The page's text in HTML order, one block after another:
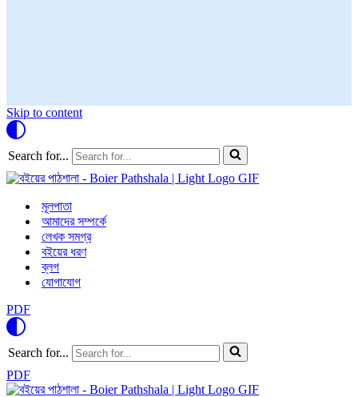
Skip to content
Search for...
মূলপাতা
আমাদের সম্পর্কে
লেখক সমগ্র
বইয়ের ধরণ
ব্লগ
যোগাযোগ
PDF
Search for...
PDF